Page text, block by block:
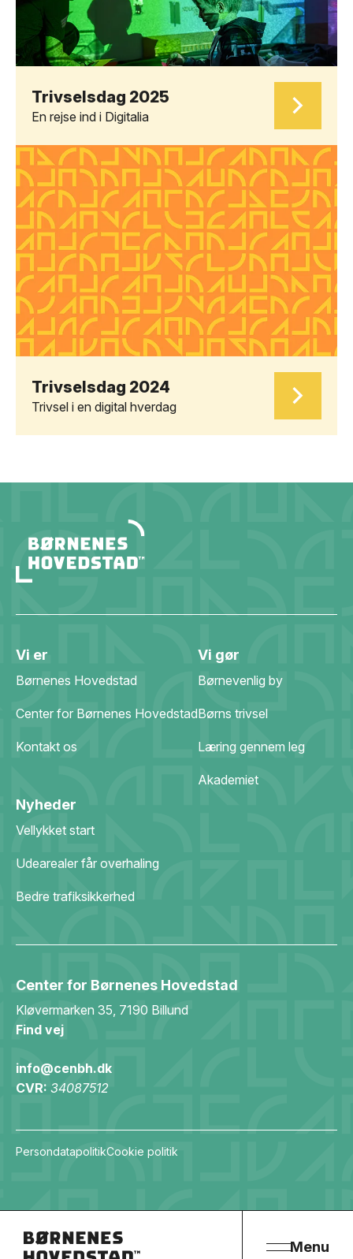
Menu
Trivselsdag 2025
En rejse ind i Digitalia
Trivselsdag 2024
Trivsel i en digital hverdag
Vi er
Børnenes Hovedstad
Center for Børnenes Hovedstad
Kontakt os
Vi gør
Børnevenlig by
Børns trivsel
Læring gennem leg
Akademiet
Nyheder
Vellykket start
Udearealer får overhaling
Bedre trafiksikkerhed
Center for Børnenes Hovedstad
Kløvermarken 35, 7190 Billund
Find vej
info@cenbh.dk
CVR: 34087512
PersondatapolitikCookie politik